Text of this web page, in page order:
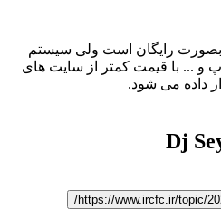
بصورت رایگان است ولی سیستم
و ... با قیمت کمتر از سایت های
داده می شود.
Dj
https://www.ircfc.ir/topic/